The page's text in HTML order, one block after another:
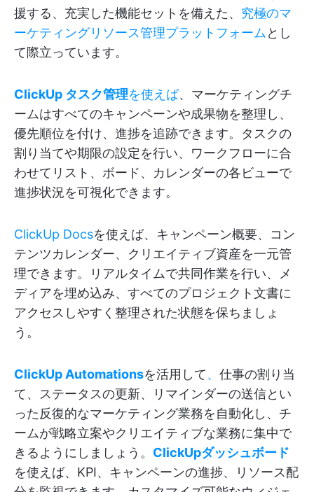
援する、充実した機能セットを備えた、 究極のマ
ーケティングリソース管理プラットフォーム とし
て際立っています。
ClickUp タスク管理を使えば、マーケティングチ
ームはすべてのキャンペーンや成果物を整理し、
優先順位を付け、進捗を追跡できます。タスクの
割り当てや期限の設定を行い、ワークフローに合
わせてリスト、ボード、カレンダーの各ビューで
進捗状況を可視化できます。
ClickUp Docsを使えば、キャンペーン概要、コン
テンツカレンダー、クリエイティブ資産を一元管
理できます。リアルタイムで共同作業を行い、メ
ディアを埋め込み、すべてのプロジェクト文書に
アクセスしやすく整理された状態を保ちましょ
う。
ClickUp Automationsを活用して、 仕事の割り当
て、ステータスの更新、リマインダーの送信とい
った反復的なマーケティング業務を自動化し、チ
ームが戦略立案やクリエイティブな業務に集中で
きるようにしましょう。 ClickUpダッシュボード
を使えば、KPI、キャンペーンの進捗、リソース配